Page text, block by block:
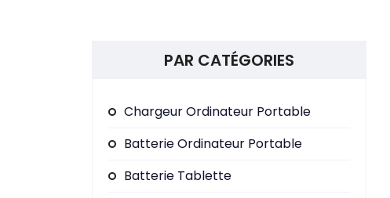
PAR CATÉGORIES
Chargeur Ordinateur Portable
Batterie Ordinateur Portable
Batterie Tablette